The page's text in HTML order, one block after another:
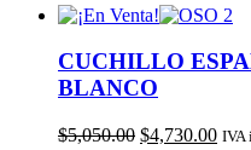
CUCHILLO
BLANCO
$5,050.00 $4,730.00 IVA